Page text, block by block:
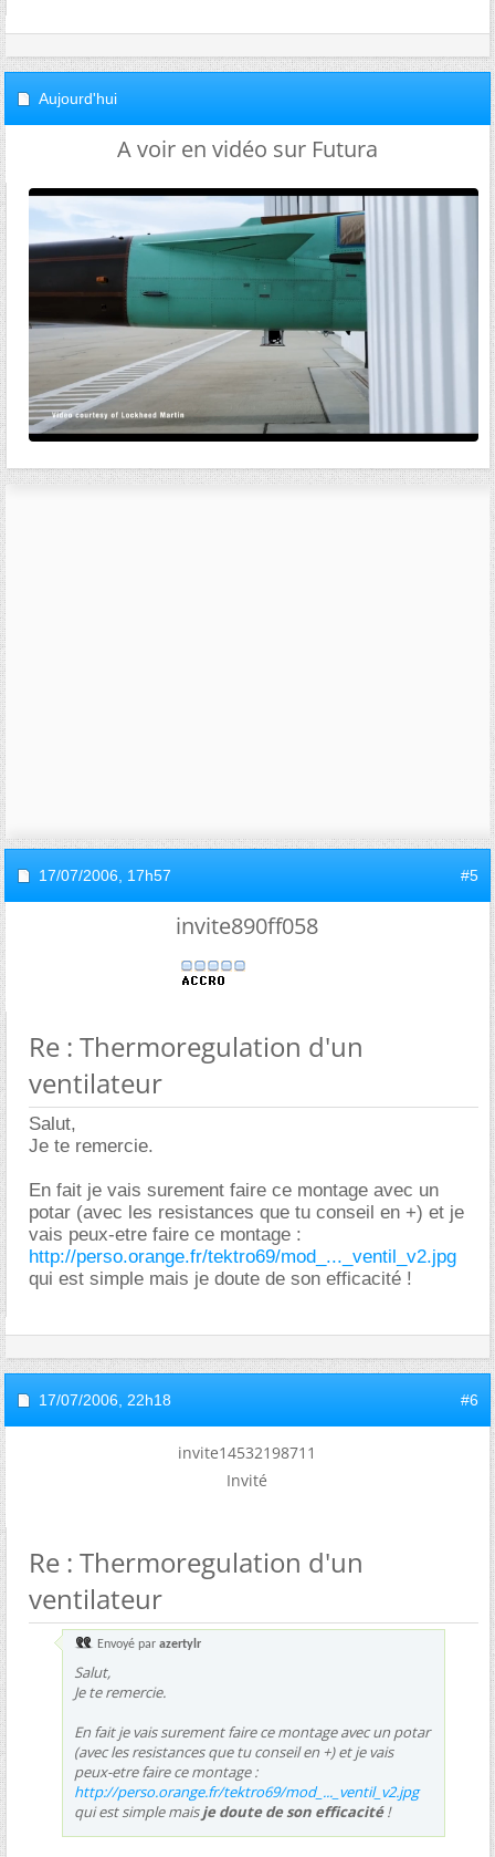
Aujourd'hui
A voir en vidéo sur Futura
17/07/2006, 17h57 #5
invite890ff058
Re : Thermoregulation d'un
ventilateur
Salut,
Je te remercie.
En fait je vais surement faire ce montage avec un
potar (avec les resistances que tu conseil en +) et je
vais peux-etre faire ce montage :
http://perso.orange.fr/tektro69/mod_..._ventil_v2.jpg
qui est simple mais je doute de son efficacité !
17/07/2006, 22h18 #6
invite14532198711
Invité
Re : Thermoregulation d'un
ventilateur
Envoyé par azertylr
Salut,
Je te remercie.
En fait je vais surement faire ce montage avec un potar
(avec les resistances que tu conseil en +) et je vais
peux-etre faire ce montage :
http://perso.orange.fr/tektro69/mod_..._ventil_v2.jpg
qui est simple maisje doute de son efficacité!